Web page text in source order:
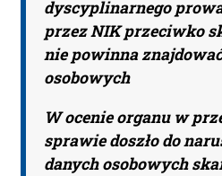
17, tel: (+48) 721 621 299, email:
Dane osobowe będą
dostępu do serwisu. Każdej
dostępu do swoich
sprostowania, usunięcia,
przetwarzania oraz
Urzędu Ochrony Danych
na temat przetwarzania
dostępne jest wpolityce
dyscyplinarnego
przez NIK przeciwko
nie powinna
osobowych
W ocenie organu w
sprawie doszło do
danych osobowych